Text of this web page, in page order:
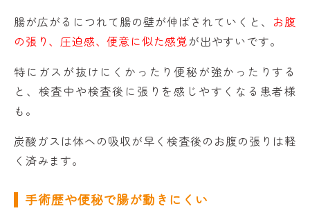
腸が広がるにつれて腸の壁が伸ばされていくと、 お腹
の張り、圧迫感、便意に似た感覚が出やすいです。
特にガスが抜けにくかったり便秘が強かったりする
と、検査中や検査後に張りを感じやすくなる患者様
も。
炭酸ガスは体への吸収が早く検査後のお腹の張りは軽
く済みます。
手術歴や便秘で腸が動きにくい